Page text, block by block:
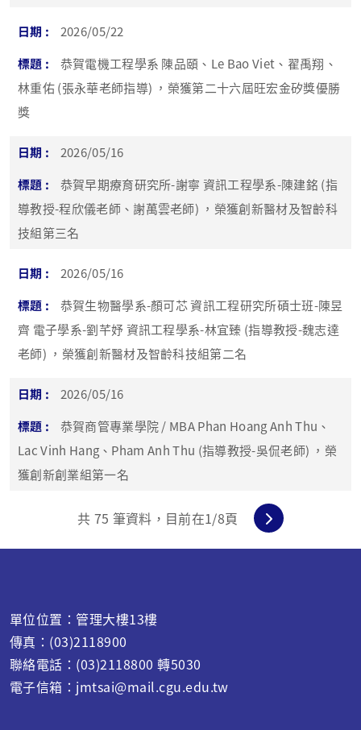
2026/05/22
恭賀電機工程學系 陳品頤、Le Bao Viet、翟禹翔、
林重佑 (張永華老師指導) ，榮獲第二十六屆旺宏金矽獎優勝
獎
2026/05/16
恭賀早期療育研究所-謝寧 資訊工程學系-陳建銘 (指
導教授-程欣儀老師、謝萬雲老師) ，榮獲創新醫材及智齡科
技組第三名
2026/05/16
恭賀生物醫學系-顏可芯 資訊工程研究所碩士班-陳昱
齊 電子學系-劉芊妤 資訊工程學系-林宜臻 (指導教授-魏志達
老師) ，榮獲創新醫材及智齡科技組第二名
2026/05/16
恭賀商管專業學院 / MBA Phan Hoang Anh Thu、
Lac Vinh Hang、Pham Anh Thu (指導教授-吳侃老師) ，榮
獲創新創業組第一名
共75 筆資料，目前在1/8頁
單位位置：管理大樓13樓
傳真：(03)2118900
聯絡電話：(03)2118800 轉5030
電子信箱：jmtsai@mail.cgu.edu.tw